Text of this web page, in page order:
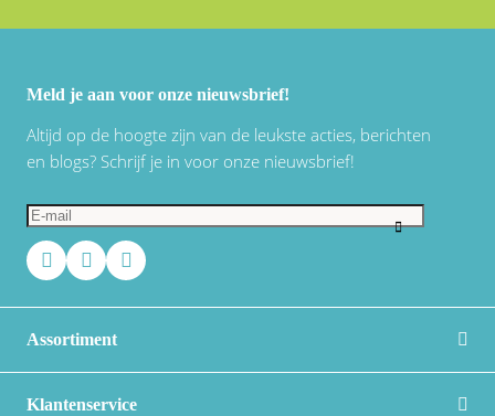
Meld je aan voor onze nieuwsbrief!
Altijd op de hoogte zijn van de leukste acties, berichten
en blogs? Schrijf je in voor onze nieuwsbrief!
Assortiment
Klantenservice